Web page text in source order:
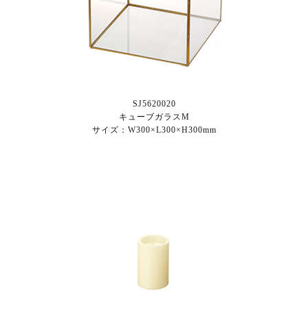
SJ5620020
キューブガラスM
サイズ：W300×L300×H300mm